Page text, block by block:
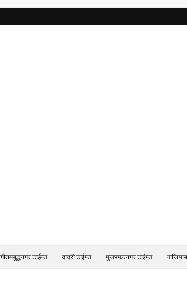
गौतमबुद्धनगर टाईम्स दादरी टाईम्स मुजफ्फरनगर टाईम्स